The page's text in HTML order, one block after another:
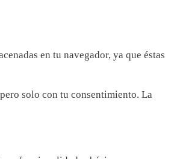
en tu navegador, ya que éstas
solo con tu consentimiento. La